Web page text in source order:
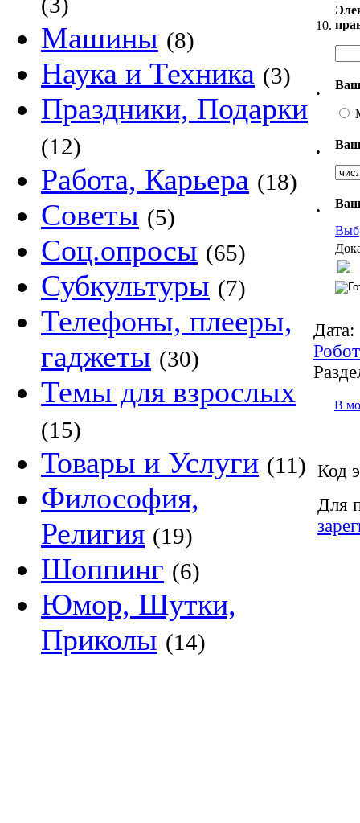
Машины (8)
Наука и Техника (3)
Праздники, Подарки
(12)
Работа, Карьера (18)
Советы (5)
Соц.опросы (65)
Субкультуры (7)
Телефоны, плееры,
гаджеты (30)
Темы для взрослых
(15)
Товары и Услуги (11)
Философия,
Религия (19)
Шоппинг (6)
Юмор, Шутки,
Приколы (14)
10.
•
•
Ваш
•
Дата:
В
Код
Для